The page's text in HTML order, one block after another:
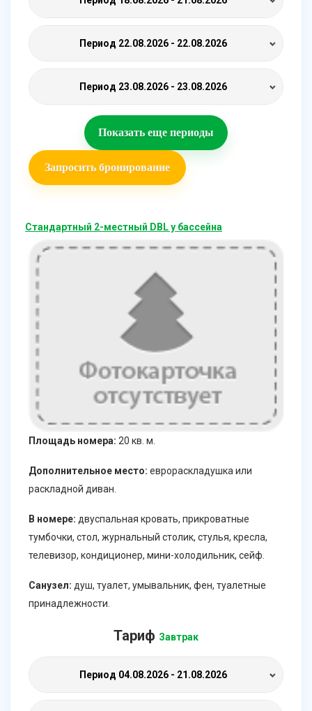
Период 22.08.2026 - 22.08.2026
Период 23.08.2026 - 23.08.2026
Показать еще периоды
Запросить бронирование
Стандартный 2-местный DBL у бассейна
Площадь номера: 20 кв. м.
Дополнительное место: еврораскладушка или
раскладной диван.
В номере: двуспальная кровать, прикроватные
тумбочки, стол, журнальный столик, стулья, кресла,
телевизор, кондиционер, мини-холодильник, сейф.
Санузел: душ, туалет, умывальник, фен, туалетные
принадлежности.
Тариф Завтрак
Период 04.08.2026 - 21.08.2026